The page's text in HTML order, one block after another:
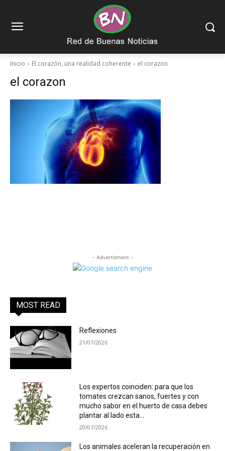
Inicio El corazón, una realidad coherente el corazon
el corazon
- Advertisment -
MOST READ
Reflexiones
21/07/2026
Los expertos coinciden: para que los
tomates crezcan sanos, fuertes y con
mucho sabor en el huerto de casa debes
plantar al lado esta...
20/07/2026
Los animales aceleran la recuperación en